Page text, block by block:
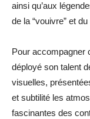
ainsi qu’aux
de la “vouivre” et
Pour accompagner
déployé son talent
visuelles,
et subtilité les
fascinantes des